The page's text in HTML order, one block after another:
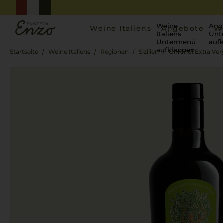
Weine Italiens
Weine
Italiens
Untermenü
aufklappen
Angebote
Startseite Weine Italiens Regionen Sizilien Olivenöl Extra